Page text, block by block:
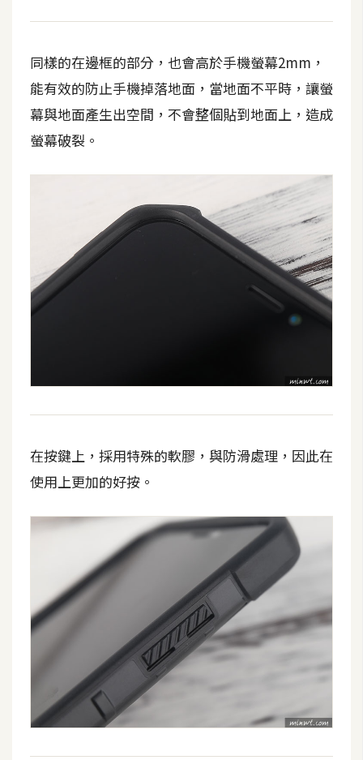
免
費
型
開
箱
開
發
熱
門
文
章
站
導
覽
合
作
同樣的在邊框的部分，也會高於手機螢幕2mm，
能有效的防止手機掉落地面，當地面不平時，讓螢
幕與地面產生出空間，不會整個貼到地面上，造成
螢幕破裂。
在按鍵上，採用特殊的軟膠，與防滑處理，因此在
使用上更加的好按。